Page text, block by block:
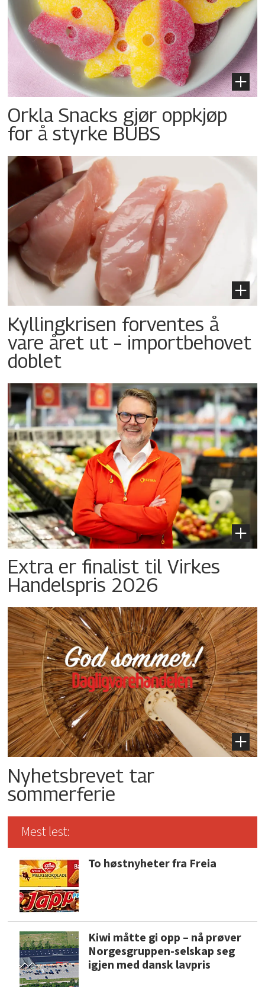
Orkla Snacks gjør oppkjøp
for å styrke BUBS
Kyllingkrisen forventes å
vare året ut – importbehovet
doblet
Extra er finalist til Virkes
Handelspris 2026
Nyhetsbrevet tar
sommerferie
Mest lest:
To høstnyheter fra Freia
Kiwi måtte gi opp – nå prøver
Norgesgruppen-selskap seg
igjen med dansk lavpris